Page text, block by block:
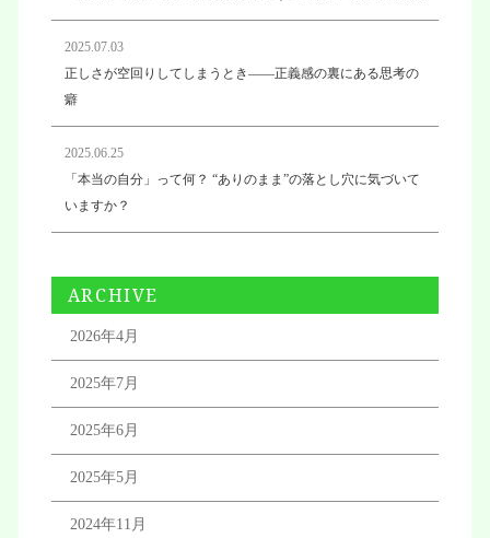
2025.07.03
正しさが空回りしてしまうとき——正義感の裏にある思考の
癖
2025.06.25
「本当の自分」って何？ “ありのまま”の落とし穴に気づいて
いますか？
ARCHIVE
2026年4月
2025年7月
2025年6月
2025年5月
2024年11月